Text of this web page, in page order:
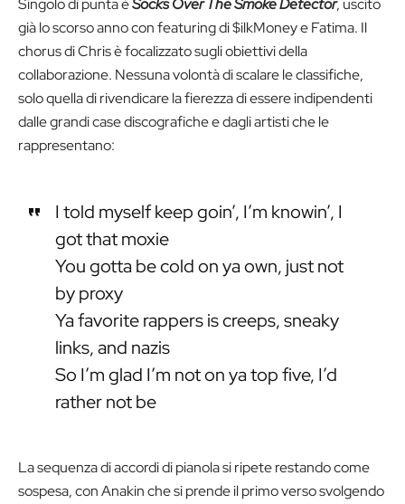
Singolo di punta èSocks Over The Smoke Detector, uscito
già lo scorso anno con featuring di $ilkMoney e Fatima. Il
chorus di Chris è focalizzato sugli obiettivi della
collaborazione. Nessuna volontà di scalare le classifiche,
solo quella di rivendicare la fierezza di essere indipendenti
dalle grandi case discografiche e dagli artisti che le
rappresentano:
I told myself keep goin’, I’m knowin’, I
got that moxie
You gotta be cold on ya own, just not
by proxy
Ya favorite rappers is creeps, sneaky
links, and nazis
So I’m glad I’m not on ya top five, I’d
rather not be
La sequenza di accordi di pianola si ripete restando come
sospesa, con Anakin che si prende il primo verso svolgendo